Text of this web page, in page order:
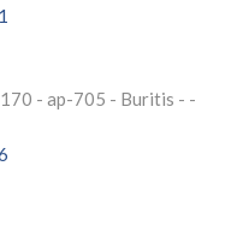
- ap-705 - Buritis - -